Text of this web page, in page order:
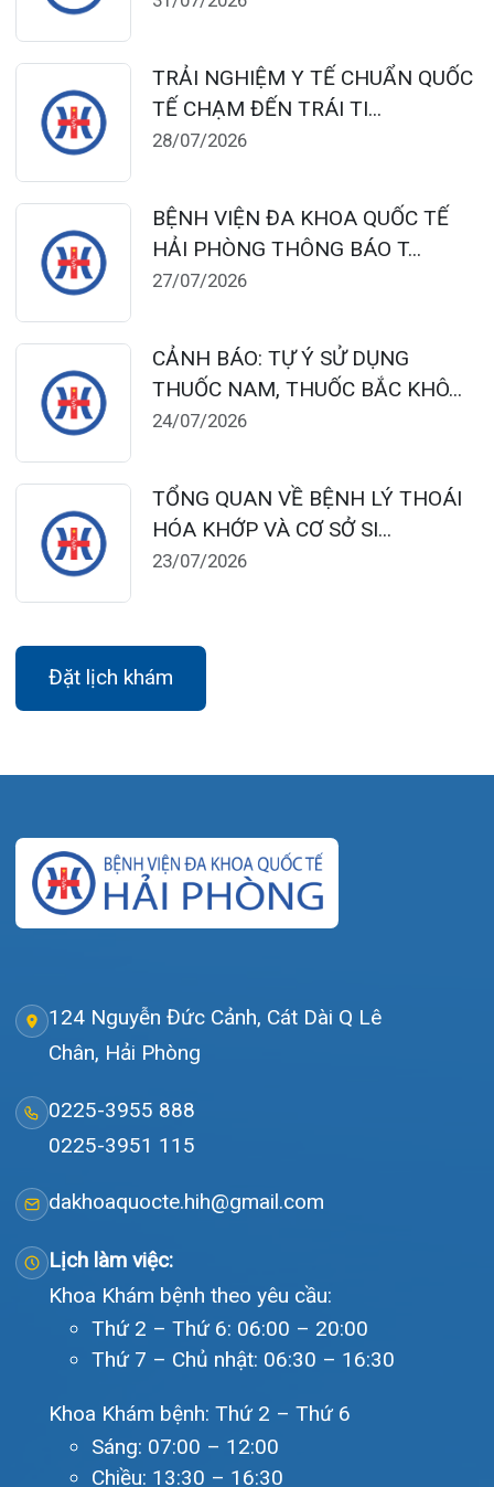
Khoa Khám bệnh: Thứ 2 – Thứ 6
Sáng: 07:00 – 12:00
Chiều: 13:30 – 16:30
Bệnh viện – Khách sạn cao cấp đầu tiên ở
Hải Phòng và khu vực vùng duyên hải Bắc
bộ, quy mô 500 giường bệnh nội trú.
Gọi Tổng đài 0225-3955 888
Đặt lịch khám
Tra cứu kết quả xét nghiệm
Tra cứu hóa đơn
Giới thiệu
Lịch khám
Video
Tin tức
Liên hệ
© Bệnh viện đa khoa Quốc tế Hải Phòng - HIH. All rights
reserved